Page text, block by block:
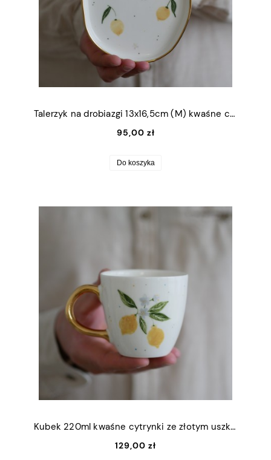
Talerzyk na drobiazgi 13x16,5cm (M) kwaśne cytrynki ze złotym rantem
95,00 zł
Do koszyka
Kubek 220ml kwaśne cytrynki ze złotym uszkiem
129,00 zł